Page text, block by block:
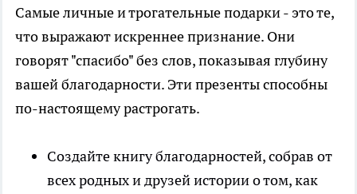
Самые личные и трогательные подарки - это те,
что выражают искреннее признание. Они
говорят "спасибо" без слов, показывая глубину
вашей благодарности. Эти презенты способны
по-настоящему растрогать.
Создайте книгу благодарностей, собрав от
всех родных и друзей истории о том, как